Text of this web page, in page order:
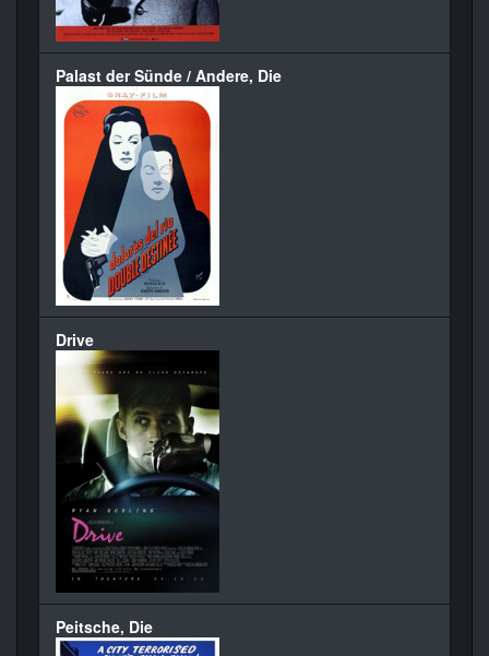
Palast der Sünde / Andere, Die
Drive
Peitsche, Die